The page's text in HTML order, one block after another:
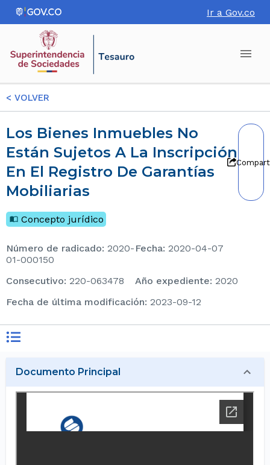
Ir a Gov.co
< VOLVER
Los Bienes Inmuebles No
Están Sujetos A La Inscripción
En El Registro De Garantías
Mobiliarias
Concepto jurídico
Número de radicado: 2020-
01-000150
Fecha: 2020-04-07
consecutivo: 220-063478 Año expediente: 2020
Fecha de última modificación: 2023-09-12
Documento Principal